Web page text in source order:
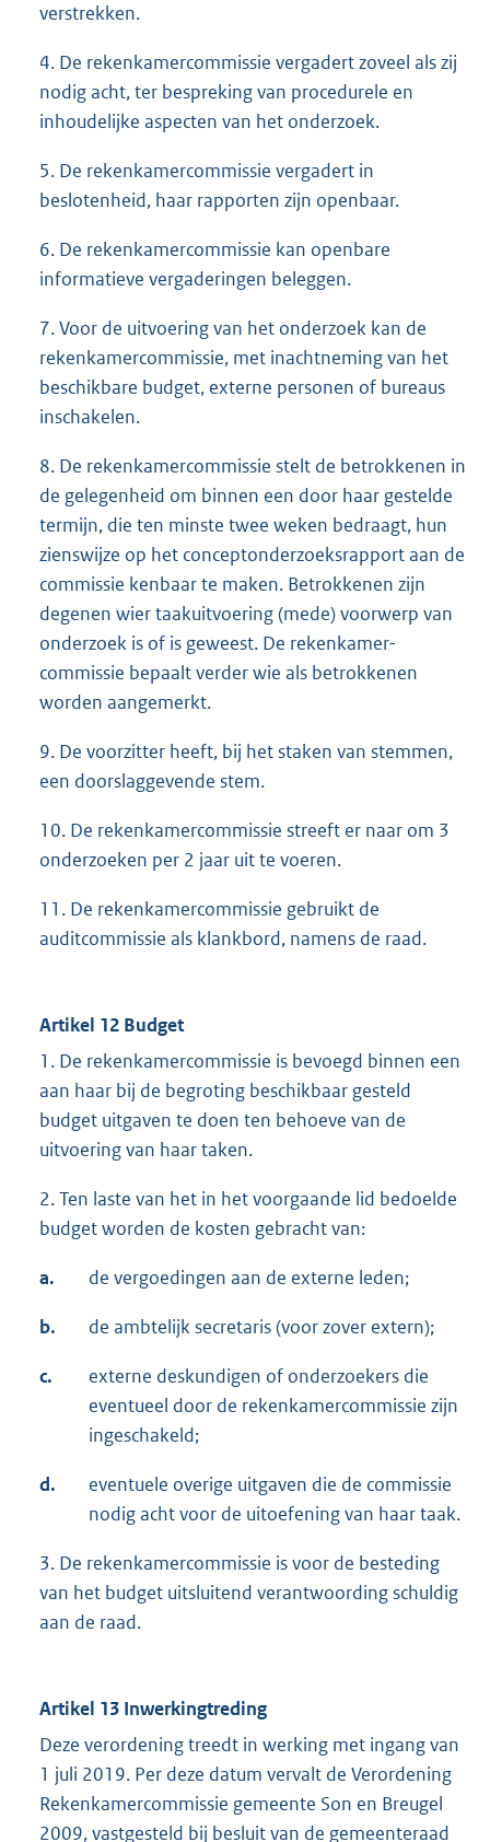
verstrekken.
4. De rekenkamercommissie vergadert zoveel als zij
nodig acht, ter bespreking van procedurele en
inhoudelijke aspecten van het onderzoek.
5. De rekenkamercommissie vergadert in
beslotenheid, haar rapporten zijn openbaar.
6. De rekenkamercommissie kan openbare
informatieve vergaderingen beleggen.
7. Voor de uitvoering van het onderzoek kan de
rekenkamercommissie, met inachtneming van het
beschikbare budget, externe personen of bureaus
inschakelen.
8. De rekenkamercommissie stelt de betrokkenen in
de gelegenheid om binnen een door haar gestelde
termijn, die ten minste twee weken bedraagt, hun
zienswijze op het conceptonderzoeksrapport aan de
commissie kenbaar te maken. Betrokkenen zijn
degenen wier taakuitvoering (mede) voorwerp van
onderzoek is of is geweest. De rekenkamer-
commissie bepaalt verder wie als betrokkenen
worden aangemerkt.
9. De voorzitter heeft, bij het staken van stemmen,
een doorslaggevende stem.
10. De rekenkamercommissie streeft er naar om 3
onderzoeken per 2 jaar uit te voeren.
11. De rekenkamercommissie gebruikt de
auditcommissie als klankbord, namens de raad.
Artikel 12 Budget
1. De rekenkamercommissie is bevoegd binnen een
aan haar bij de begroting beschikbaar gesteld
budget uitgaven te doen ten behoeve van de
uitvoering van haar taken.
2. Ten laste van het in het voorgaande lid bedoelde
budget worden de kosten gebracht van:
a. de vergoedingen aan de externe leden;
b. de ambtelijk secretaris (voor zover extern);
c.
externe deskundigen of onderzoekers die
eventueel door de rekenkamercommissie zijn
ingeschakeld;
d.
eventuele overige uitgaven die de commissie
nodig acht voor de uitoefening van haar taak.
3. De rekenkamercommissie is voor de besteding
van het budget uitsluitend verantwoording schuldig
aan de raad.
Artikel 13 Inwerkingtreding
Deze verordening treedt in werking met ingang van
1 juli 2019. Per deze datum vervalt de Verordening
Rekenkamercommissie gemeente Son en Breugel
2009, vastgesteld bij besluit van de gemeenteraad